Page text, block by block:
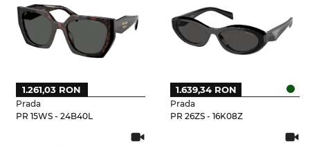
Prada
PR 15WS - 24B40L
1.261,03 RON
Prada
PR 26ZS - 16K08Z
1.639,34 RON